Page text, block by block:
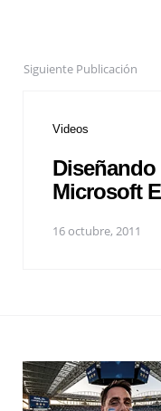
Siguiente Publicación
Videos
Microsoft
16 octubre, 2011